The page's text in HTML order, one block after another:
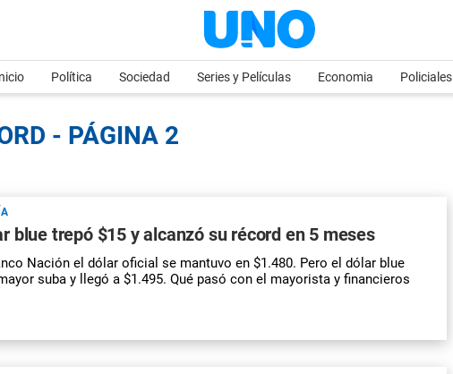
Política Sociedad Series y Películas Economia Policiales
- PÁGINA 2
blue trepó $15 y alcanzó su récord en 5 meses
Nación el dólar oficial se mantuvo en $1.480. Pero el dólar blue
suba y llegó a $1.495. Qué pasó con el mayorista y financieros